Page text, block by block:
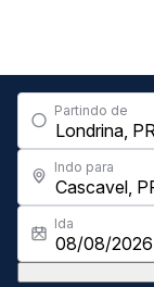
Partindo de
Indo para
Ida